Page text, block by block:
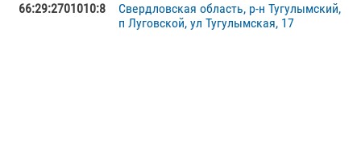
66:29:2701010:8
Свердловская область, р-н Тугулымский,
п Луговской, ул Тугулымская, 17